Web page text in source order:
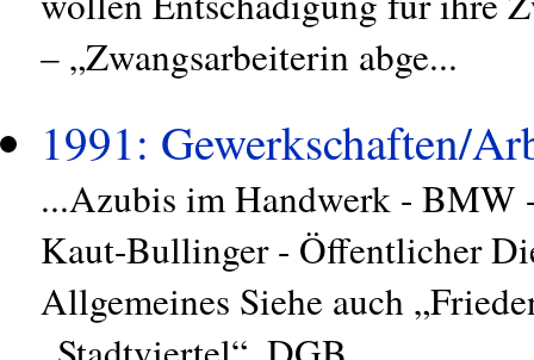
– „Zwangsarbeiterin abge...
1991: Gewerkschaften/
...Azubis im Handwerk - BMW
Kaut-Bullinger - Öffentlicher
Allgemeines Siehe auch